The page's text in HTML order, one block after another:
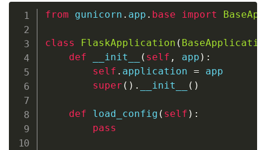
from gunicorn . app . base import
class FlaskApplication (
def
__init__ ( self , app ) :
self . application = app
super ( ) . __init__ ( )
def load_config ( self ) :
pass